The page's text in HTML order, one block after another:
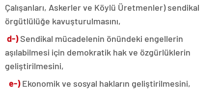
Çalışanları, Askerler ve Köylü Üretmenler) sendikal
örgütlülüğe kavuşturulmasını,
d-)Sendikal mücadelenin önündeki engellerin
aşılabilmesi için demokratik hak ve özgürlüklerin
geliştirilmesini,
e-)Ekonomik ve sosyal hakların geliştirilmesini,